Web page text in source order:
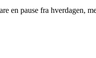
en pause fra hverdagen,